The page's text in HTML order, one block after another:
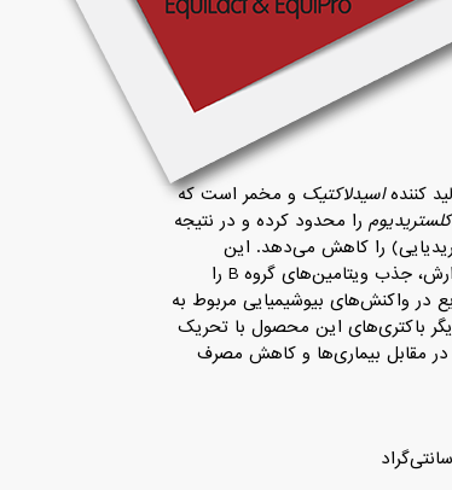
کنندهاسید‌لاکتیک و مخمر است که
کلستریدیوم را محدود کرده و در نتیجه
را کاهش می‌دهد. این
میکروارگانیسم‌ها پس از جایگزینی در دستگاه گوارش، جذب ویتامین‌های گروه B را
در واکنش‌های بیوشیمیایی مربوط به
باکتری‌های این محصول با تحریک
مقابل بیماری‌ها و کاهش مصرف